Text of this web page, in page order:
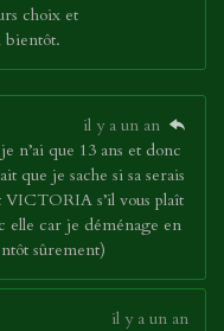
choix et
bientôt.
il y a un an
n’ai que 13 ans et donc
que je sache si sa serais
s’il vous plaît
elle car je déménage en
sûrement)
il y a un an